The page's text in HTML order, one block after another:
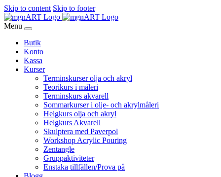
Skip to content Skip to footer
Menu
Butik
Konto
Kassa
Kurser
Terminskurser olja och akryl
Teorikurs i måleri
Terminskurs akvarell
Sommarkurser i olje- och akrylmåleri
Helgkurs olja och akryl
Helgkurs Akvarell
Skulptera med Paverpol
Workshop Acrylic Pouring
Zentangle
Gruppaktiviteter
Enstaka tillfällen/Prova på